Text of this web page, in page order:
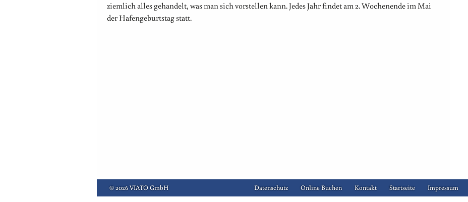
ziemlich alles gehandelt, was man sich vorstellen kann. Jedes Jahr findet am 2. Wochenende im Mai
der Hafengeburtstag statt.
© 2026VIATO GmbH Datenschutz Online Buchen Kontakt Startseite Impressum